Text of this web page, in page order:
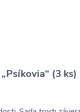
(3 ks)